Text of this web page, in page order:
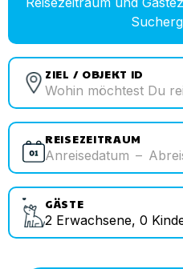
ZIEL / OBJEKT ID
REISEZEITRAUM
Anreisedatum –
GÄSTE
2 Erwachsene, 0